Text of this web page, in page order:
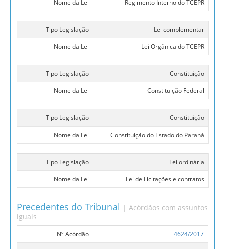
Nome da Lei Regimento Interno do TCEPR
Tipo Legislação
Lei complementar
Nome da Lei
Lei Orgânica do TCEPR
Tipo Legislação
Constituição
Nome da Lei
Constituição Federal
Tipo Legislação
Constituição
Nome da Lei
Constituição do Estado do Paraná
Tipo Legislação
Lei ordinária
Nome da Lei
Lei de Licitações e contratos
Precedentes do Tribunal | Acórdãos com assuntos
iguais
Nº Acórdão
4624/2017